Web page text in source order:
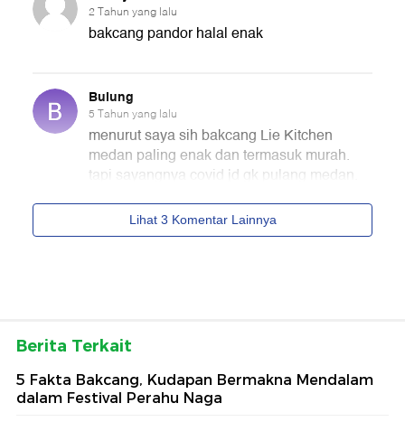
Berita Terkait
5 Fakta Bakcang, Kudapan Bermakna Mendalam
dalam Festival Perahu Naga